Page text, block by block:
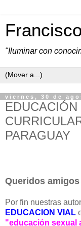
"Iluminar con
viernes, 30 de
PARAGUAY
Queridos
Por fin nuestras
EDUCACION VIAL
"educación sexual